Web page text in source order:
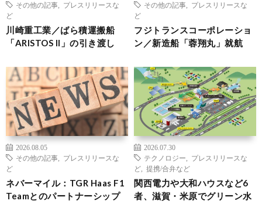
その他の記事
プレスリリースな
ど
川崎重工業／ばら積運搬船
「ARISTOS II」の引き渡し
その他の記事
プレスリリースな
ど
フジトランスコーポレーショ
ン／新造船「蓉翔丸」就航
2026.08.05
その他の記事
プレスリリースな
ど
ネバーマイル：TGR Haas F1
Teamとのパートナーシップ
2026.07.30
テクノロジー
プレスリリースな
ど
提携/合弁など
関西電力や大和ハウスなど6
者、滋賀・米原でグリーン水